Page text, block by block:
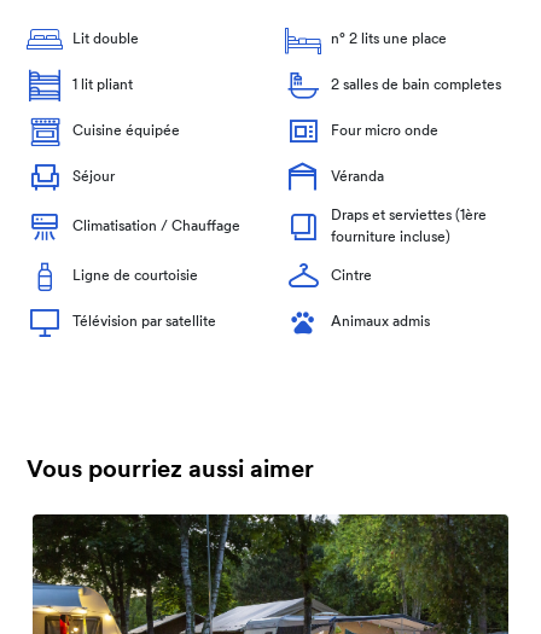
Lit double n° 2 lits une place
1 lit pliant 2 salles de bain completes
Cuisine équipée Four micro onde
Séjour Véranda
Climatisation / Chauffage
Draps et serviettes (1ère
fourniture incluse)
Ligne de courtoisie Cintre
Télévision par satellite Animaux admis
Vous pourriez aussi aimer